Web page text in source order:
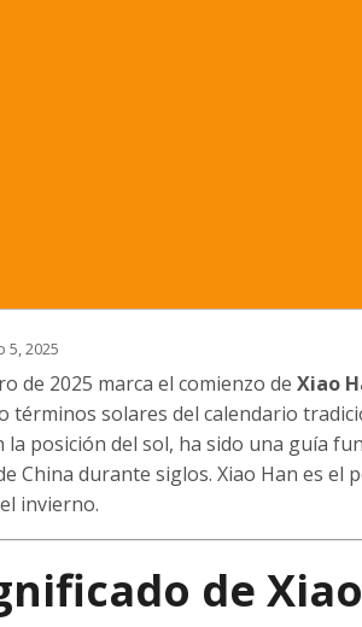
5, 2025
de 2025 marca el comienzo de Xiao
términos solares del calendario
la posición del sol, ha sido una guía
China durante siglos. Xiao Han es
invierno.
de